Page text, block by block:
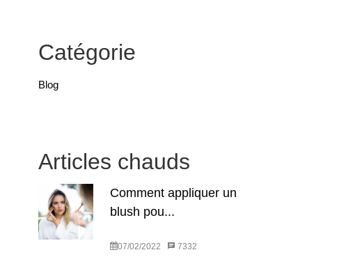
Catégorie
Blog
Articles chauds
Comment appliquer un
blush pou...
07/02/2022 7332